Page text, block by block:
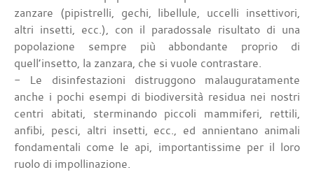
zanzare (pipistrelli, gechi, libellule, uccelli insettivori,
altri insetti, ecc.), con il paradossale risultato di una
popolazione sempre più abbondante proprio di
quell’insetto, la zanzara, che si vuole contrastare.
- Le disinfestazioni distruggono malauguratamente
anche i pochi esempi di biodiversità residua nei nostri
centri abitati, sterminando piccoli mammiferi, rettili,
anfibi, pesci, altri insetti, ecc., ed annientano animali
fondamentali come le api, importantissime per il loro
ruolo di impollinazione.